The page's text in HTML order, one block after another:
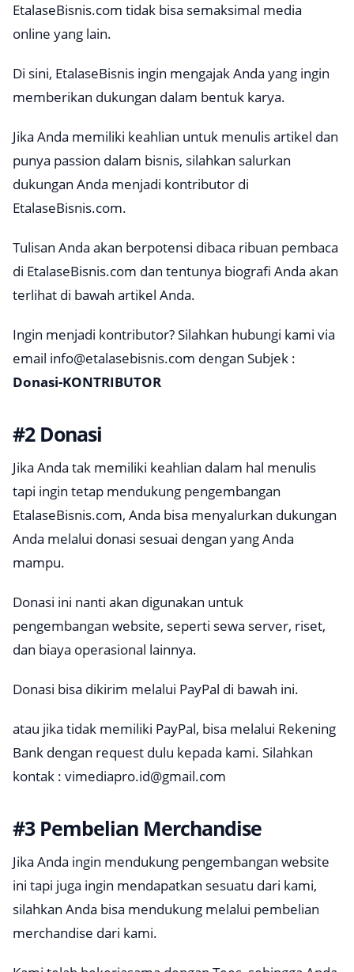
EtalaseBisnis.com tidak bisa semaksimal media
online yang lain.
Di sini, EtalaseBisnis ingin mengajak Anda yang ingin
memberikan dukungan dalam bentuk karya.
Jika Anda memiliki keahlian untuk menulis artikel dan
punya passion dalam bisnis, silahkan salurkan
dukungan Anda menjadi kontributor di
EtalaseBisnis.com.
Tulisan Anda akan berpotensi dibaca ribuan pembaca
di EtalaseBisnis.com dan tentunya biografi Anda akan
terlihat di bawah artikel Anda.
Ingin menjadi kontributor? Silahkan hubungi kami via
email info@etalasebisnis.com dengan Subjek :
Donasi-KONTRIBUTOR
#2 Donasi
Jika Anda tak memiliki keahlian dalam hal menulis
tapi ingin tetap mendukung pengembangan
EtalaseBisnis.com, Anda bisa menyalurkan dukungan
Anda melalui donasi sesuai dengan yang Anda
mampu.
Donasi ini nanti akan digunakan untuk
pengembangan website, seperti sewa server, riset,
dan biaya operasional lainnya.
Donasi bisa dikirim melalui PayPal di bawah ini.
atau jika tidak memiliki PayPal, bisa melalui Rekening
Bank dengan request dulu kepada kami. Silahkan
kontak : vimediapro.id@gmail.com
#3 Pembelian Merchandise
Jika Anda ingin mendukung pengembangan website
ini tapi juga ingin mendapatkan sesuatu dari kami,
silahkan Anda bisa mendukung melalui pembelian
merchandise dari kami.